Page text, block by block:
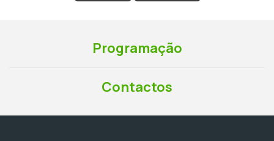
Programação
Contactos